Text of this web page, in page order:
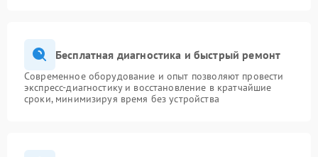
Бесплатная диагностика и быстрый ремонт
Современное оборудование и опыт позволяют провести
экспресс-диагностику и восстановление в кратчайшие
сроки, минимизируя время без устройства